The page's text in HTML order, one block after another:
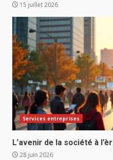
15 juillet 2026
Services entreprises
L’avenir de la société à
28 juin 2026